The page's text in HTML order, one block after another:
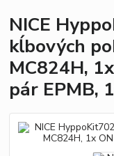
NICE
kĺbových
MC824H,
pár EPMB,